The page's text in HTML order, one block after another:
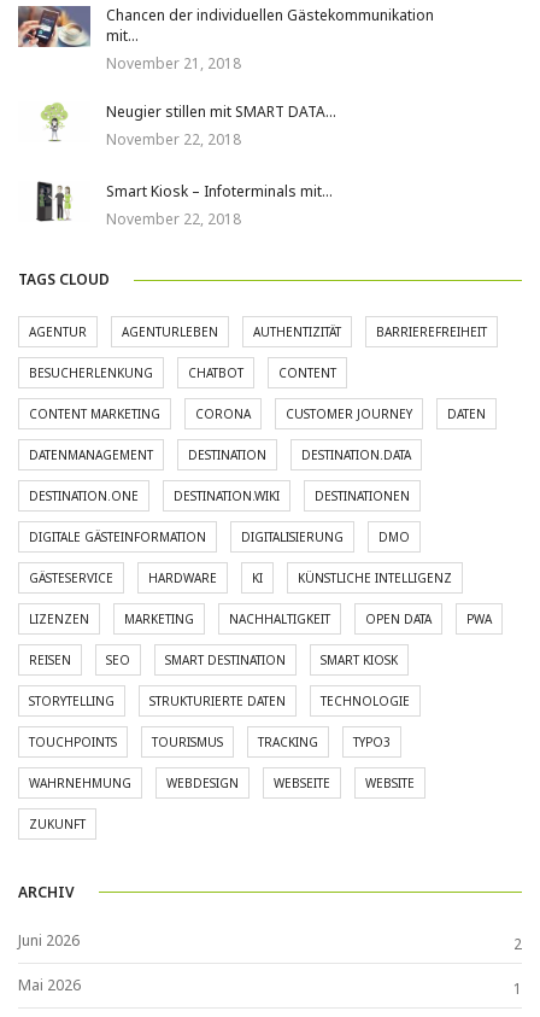
Chancen der individuellen Gästekommunikation
mit…
November 21, 2018
Neugier stillen mit SMART DATA…
November 22, 2018
Smart Kiosk – Infoterminals mit…
November 22, 2018
TAGS CLOUD
AGENTUR AGENTURLEBEN AUTHENTIZITÄT BARRIEREFREIHEIT
BESUCHERLENKUNG CHATBOT CONTENT
CONTENT MARKETING CORONA CUSTOMER JOURNEY DATEN
DATENMANAGEMENT DESTINATION DESTINATION.DATA
DESTINATION.ONE DESTINATION.WIKI DESTINATIONEN
DIGITALE GÄSTEINFORMATION DIGITALISIERUNG DMO
GÄSTESERVICE HARDWARE KI KÜNSTLICHE INTELLIGENZ
LIZENZEN MARKETING NACHHALTIGKEIT OPEN DATA PWA
REISEN SEO SMART DESTINATION SMART KIOSK
STORYTELLING STRUKTURIERTE DATEN TECHNOLOGIE
TOUCHPOINTS TOURISMUS TRACKING TYPO3
WAHRNEHMUNG WEBDESIGN WEBSEITE WEBSITE
ZUKUNFT
ARCHIV
Juni 2026
2
Mai 2026
1